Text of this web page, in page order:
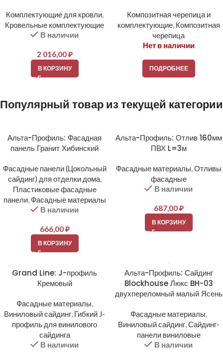
Комплектующие для кровли,
Кровельные комплектующие
В наличии
2 016,00₽
В КОРЗИНУ
Композитная черепица и
комплектующие, Композитная
черепица
Нет в наличии
ПОДРОБНЕЕ
Популярный товар из текущей категории
Альта-Профиль: Фасадная
панель Гранит Хибинский
Фасадные панели (Цокольный
сайдинг) для отделки дома,
Пластиковые фасадные
панели, Фасадные материалы
В наличии
666,00₽
В КОРЗИНУ
Альта-Профиль: Отлив 160мм
ПВХ L=3м
Фасадные материалы,Отливы
фасадные
В наличии
687,00₽
В КОРЗИНУ
Grand Line: J-профиль
Кремовый
Фасадные материалы,
Виниловый сайдинг, Гибкий J-
профиль для винилового
сайдинга
В наличии
Альта-Профиль: Сайдинг
Blockhouse Люкс BH-03
двухпереломный малый Ясень
Фасадные материалы,
Виниловый сайдинг,Сайдинг-
панели виниловые
В наличии